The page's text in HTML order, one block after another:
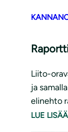
Liito-
ja
elinehto
LUE LISÄÄ